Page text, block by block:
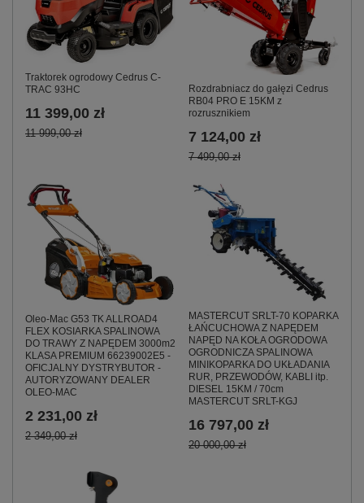
Traktorek ogrodowy Cedrus C-
TRAC 93HC
11 399,00 zł
11 999,00 zł
Rozdrabniacz do gałęzi Cedrus
RB04 PRO E 15KM z
rozrusznikiem
7 124,00 zł
7 499,00 zł
Oleo-Mac G53 TK ALLROAD4
FLEX KOSIARKA SPALINOWA
DO TRAWY Z NAPĘDEM 3000m2
KLASA PREMIUM 66239002E5 -
OFICJALNY DYSTRYBUTOR -
AUTORYZOWANY DEALER
OLEO-MAC
2 231,00 zł
2 349,00 zł
MASTERCUT SRLT-70 KOPARKA
ŁAŃCUCHOWA Z NAPĘDEM
NAPĘD NA KOŁA OGRODOWA
OGRODNICZA SPALINOWA
MINIKOPARKA DO UKŁADANIA
RUR, PRZEWODÓW, KABLI itp.
DIESEL 15KM / 70cm
MASTERCUT SRLT-KGJ
16 797,00 zł
20 000,00 zł